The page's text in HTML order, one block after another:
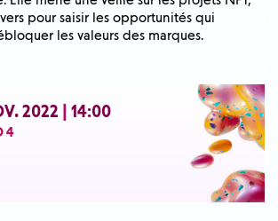
pour saisir les opportunités qui
les valeurs des marques.
2022 14:00
4